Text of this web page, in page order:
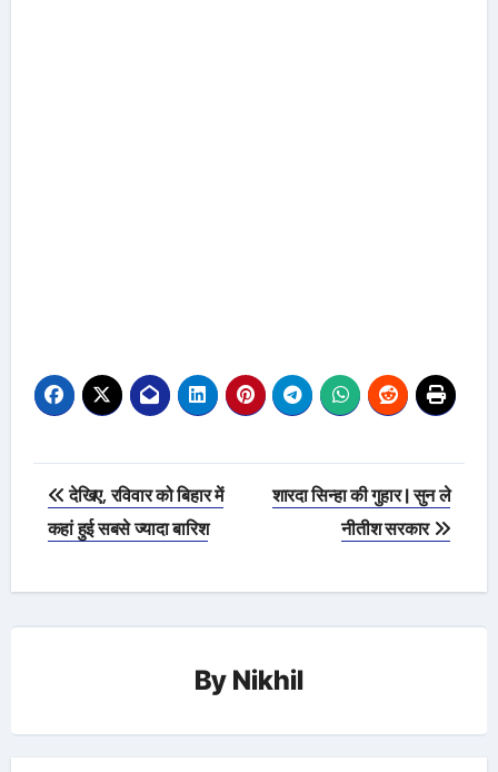
Post
navigation
देखिए, रविवार को बिहार में
कहां हुई सबसे ज्यादा बारिश
शारदा सिन्हा की गुहार | सुन ले
नीतीश सरकार
By Nikhil